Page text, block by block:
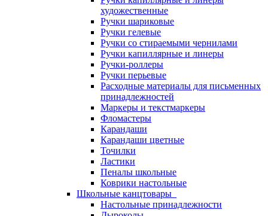
художественные
Ручки шариковые
Ручки гелевые
Ручки со стираемыми чернилами
Ручки капиллярные и линеры
Ручки-роллеры
Ручки перьевые
Расходные материалы для письменных
принадлежностей
Маркеры и текстмаркеры
Фломастеры
Карандаши
Карандаши цветные
Точилки
Ластики
Пеналы школьные
Коврики настольные
Школьные канцтовары
Настольные принадлежности